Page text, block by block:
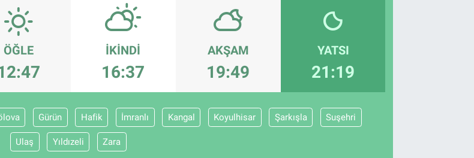
ÖĞLE İKINDI
16:37
AKŞAM
19:49
YATSI
21:19
Gürün Hafik İmranlı Kangal Koyulhisar Şarkışla Suşehri
Ulaş Yıldızeli Zara